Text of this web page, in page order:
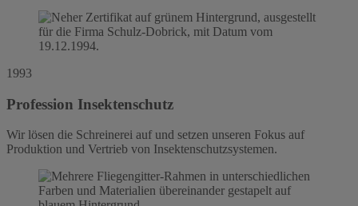
1993
Profession Insektenschutz
Wir lösen die Schreinerei auf und setzen unseren Fokus auf
Produktion und Vertrieb von Insektenschutzsystemen.